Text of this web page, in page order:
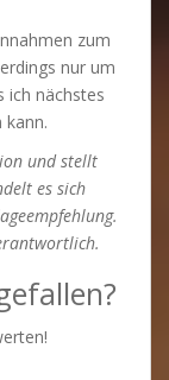
zum
nur um
ich nächstes
kann.
und stellt
es sich